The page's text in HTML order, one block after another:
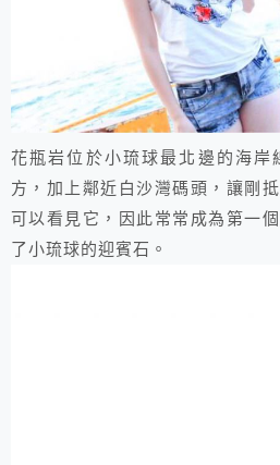
花瓶岩位於小琉球最北邊的海岸
方，加上鄰近白沙灣碼頭，讓剛
可以看見它，因此常常成為第一
了小琉球的迎賓石。